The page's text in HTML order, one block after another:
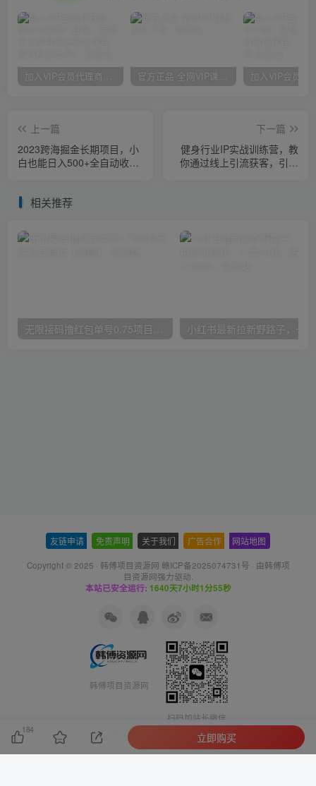
加入VIP会员代理商，享90%的推广提成，免费学习多种网上创业课程，菜鸟秒变大神！ 官方正品 全网VIP课程 无损下载~
上一篇
2023跨海掘金长期项目，小
白也能日入500+全自动收款
下一篇
健身行业IP实战训练营，教
你通过线上引流获客，引爆
相关推荐
友链申请 免责声明 关于我们 广告合作 网站地图
Copyright © 2025 · 韩傅项目资源网 赣ICP备2025074731号 · 由韩傅项
目资源网强力驱动.
本站已安全运行: 1640天7小时1分56秒
韩傅项目资源网
扫码加站长微信
赣ICP备2025074731号
184
立即购买